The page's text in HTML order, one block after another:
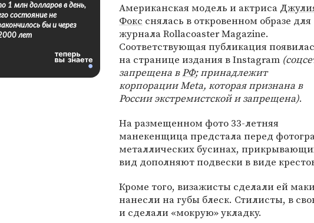
Американская модель и актриса
Фокс снялась в откровенном образе для
журнала Rollacoaster Magazine.
Соответствующая публикация
на странице издания в Instagram
запрещена вРФ; принадлежит
корпорации Meta, которая признана в
России экстремистской и запрещена).
На размещенном фото 33-летняя
манекенщица предстала перед
металлических бусинах,
вид дополняют подвески в виде
Кроме того, визажисты сделали ей
нанесли на губы блеск. Стилисты, в
и сделали «мокрую» укладку.
1 млн долларов в день,
состояние не
бы и через
лет